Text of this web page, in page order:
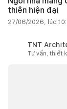
thiên hiện đại
27/06/2026, lúc
TNT
Tư vấn, thiết